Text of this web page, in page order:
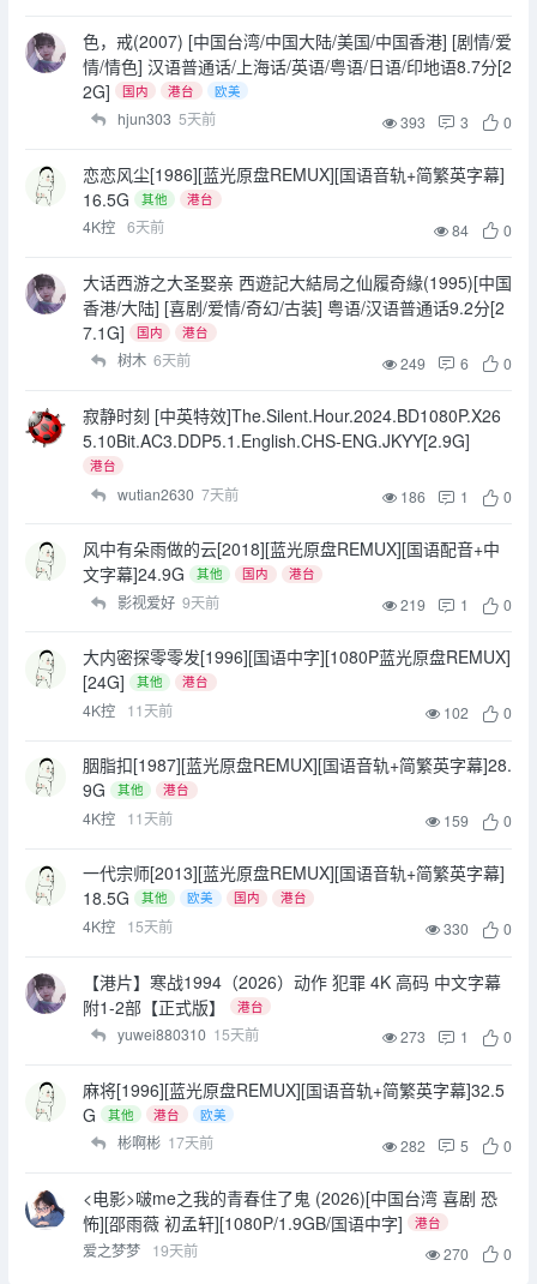
色，戒(2007) [中国台湾/中国大陆/美国/中国香港] [剧情/爱
情/情色] 汉语普通话/上海话/英语/粤语/日语/印地语8.7分[2
2G]
国内 港台 欧美
hjun303 5天前 393 3 0
恋恋风尘[1986][蓝光原盘REMUX][国语音轨+简繁英字幕]
16.5G
其他 港台
4K控 6天前 84 0
大话西游之大圣娶亲 西遊記大結局之仙履奇緣(1995)[中国
香港/大陆] [喜剧/爱情/奇幻/古装] 粤语/汉语普通话9.2分[2
7.1G]
国内 港台
树木 6天前 249 6 0
寂静时刻 [中英特效]The.Silent.Hour.2024.BD1080P.X26
5.10Bit.AC3.DDP5.1.English.CHS-ENG.JKYY[2.9G]
港台
wutian2630 7天前 186 1 0
风中有朵雨做的云[2018][蓝光原盘REMUX][国语配音+中
文字幕]24.9G
其他 国内 港台
影视爱好 9天前 219 1 0
大内密探零零发[1996][国语中字][1080P蓝光原盘REMUX]
[24G]
其他 港台
4K控 11天前 102 0
胭脂扣[1987][蓝光原盘REMUX][国语音轨+简繁英字幕]28.
9G
其他 港台
4K控 11天前 159 0
一代宗师[2013][蓝光原盘REMUX][国语音轨+简繁英字幕]
18.5G
其他 欧美 国内 港台
4K控 15天前 330 0
【港片】寒战1994（2026）动作 犯罪 4K 高码 中文字幕
附1-2部【正式版】
港台
yuwei880310 15天前 273 1 0
麻将[1996][蓝光原盘REMUX][国语音轨+简繁英字幕]32.5
G
其他 港台 欧美
彬啊彬 17天前 282 5 0
<电影>啵me之我的青春住了鬼 (2026)[中国台湾 喜剧 恐
怖][邵雨薇 初孟轩][1080P/1.9GB/国语中字]
港台
爱之梦梦 19天前 270 0